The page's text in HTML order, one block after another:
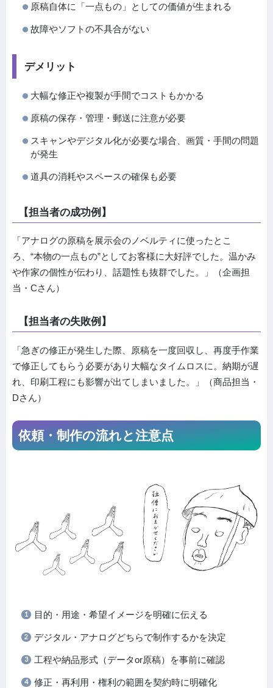
原稿自体に「一点もの」としての価値が生まれる
故障やソフトの不具合がない
デメリット
大幅な修正や複製が手間でコストもかかる
原稿の保存・管理・郵送に注意が必要
スキャンやデジタル化が必要な場合、画質・手間の問題
が発生
道具の消耗やスペースの確保も必要
【担当者の成功例】
「アナログの原稿を展示会のノベルティに使ったとこ
ろ、“本物の一点もの”としてお客様に大好評でした。温かみ
や作家の個性が伝わり、話題性も抜群でした。」（企画担
当・Cさん）
【担当者の失敗例】
「急ぎの修正が発生した際、原稿を一度回収し、再度手作業
で修正してもらう必要があり大幅なタイムロスに。納期が遅
れ、印刷工程にも影響が出てしまいました。」（商品担当・
Dさん）
依頼・制作の流れと注意点
目的・用途・希望イメージを明確に伝える
デジタル・アナログどちらで制作するかを決定
工程や納品形式（データor原稿）を事前に確認
修正・再利用・権利の範囲を契約時に明確化